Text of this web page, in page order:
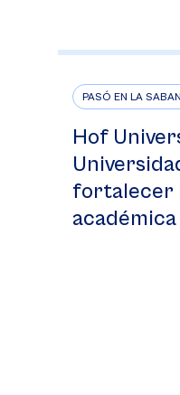
PASÓ EN LA
Hof
fortalecer